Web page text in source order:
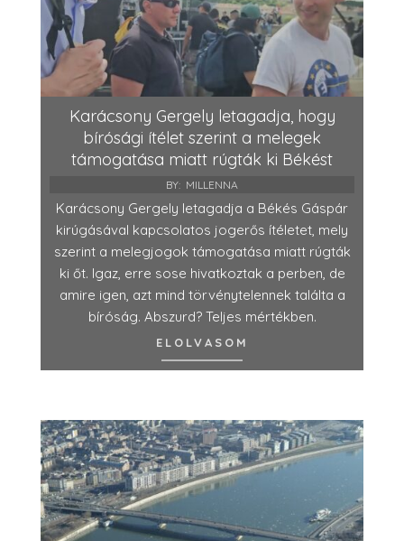
Karácsony Gergely letagadja, hogy
bírósági ítélet szerint a melegek
támogatása miatt rúgták ki Békést
BY: MILLENNA
Karácsony Gergely letagadja a Békés Gáspár
kirúgásával kapcsolatos jogerős ítéletet, mely
szerint a melegjogok támogatása miatt rúgták
ki őt. Igaz, erre sose hivatkoztak a perben, de
amire igen, azt mind törvénytelennek találta a
bíróság. Abszurd? Teljes mértékben.
ELOLVASOM